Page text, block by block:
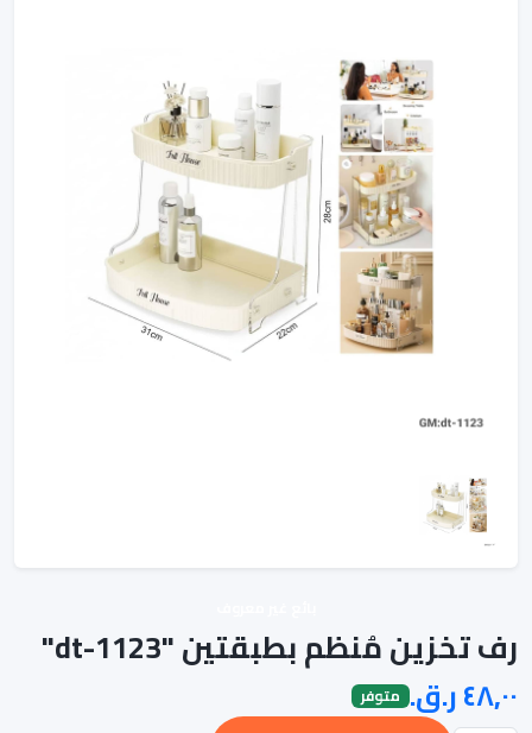
رف تخزين مُنظم بطبقتين "dt-1123"
متوفر